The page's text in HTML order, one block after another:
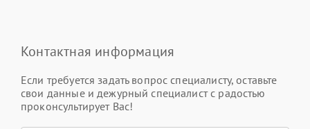
Контактная информация
Если требуется задать вопрос специалисту, оставьте
свои данные и дежурный специалист с радостью
проконсультирует Вас!